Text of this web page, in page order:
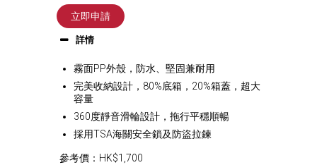
立即申請
詳情
霧面PP外殼，防水、堅固兼耐用
完美收納設計，80%底箱，20%箱蓋，超大
容量
360度靜音滑輪設計，拖行平穩順暢
採用TSA海關安全鎖及防盜拉鍊
參考價：HK$1,700